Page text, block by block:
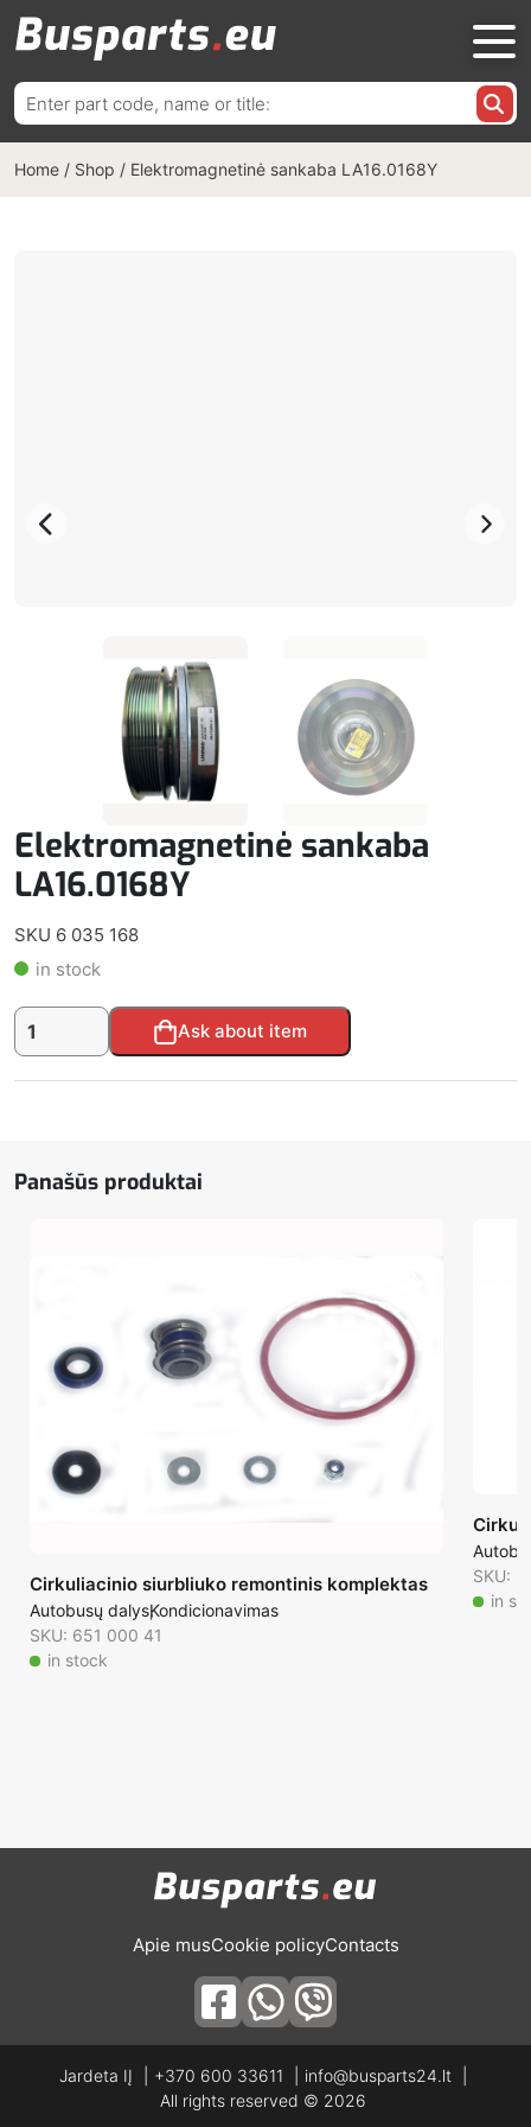
Ieškoti:
Home / Shop / Elektromagnetinė sankaba LA16.0168Y
Elektromagnetinė sankaba
LA16.0168Y
SKU 6 035 168
in stock
produkto
kiekis:
Ask about item
Alternative:
Panašūs produktai
Cirkuliacinio siurbliuko remontinis komplektas
Autobusų dalysKondicionavimas
SKU: 651 000 41
in stock
SKU:
in
Apie musCookie policyContacts
Jardeta IĮ +370 600 33611
info@busparts24.lt
All rights reserved © 2026